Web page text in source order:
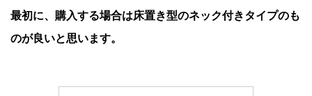
最初に、購入する場合は床置き型のネック付きタイプのも
のが良いと思います。